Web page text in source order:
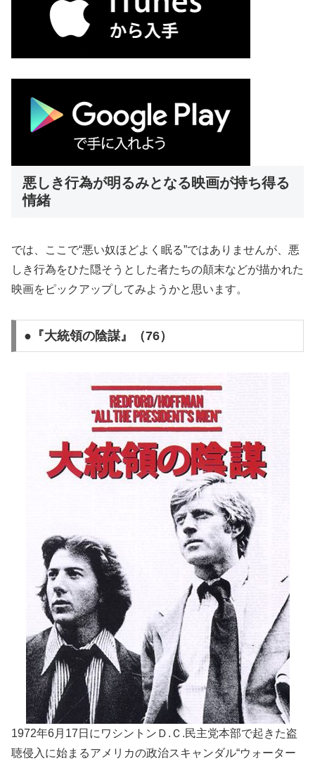
悪しき行為が明るみとなる映画が持ち得る
情緒
では、ここで“悪い奴ほどよく眠る”ではありませんが、悪
しき行為をひた隠そうとした者たちの顛末などが描かれた
映画をピックアップしてみようかと思います。
●『大統領の陰謀』（76）
1972年6月17日にワシントンＤ.Ｃ.民主党本部で起きた盗
聴侵入に始まるアメリカの政治スキャンダル“ウォーター